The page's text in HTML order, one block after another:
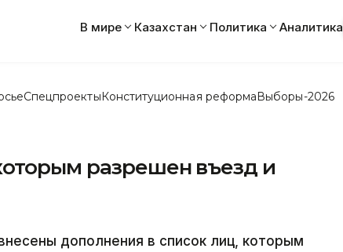
В мире Казахстан Политика Аналитика
СпецпроектыКонституционная реформаВыборы-2026
разрешен въезд и
дополнения в список лиц, которым